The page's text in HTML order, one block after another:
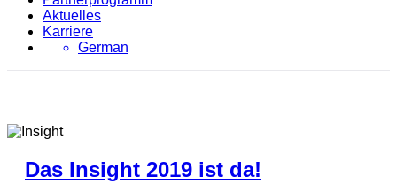
Aktuelles
Karriere
German
Das Insight 2019 ist da!